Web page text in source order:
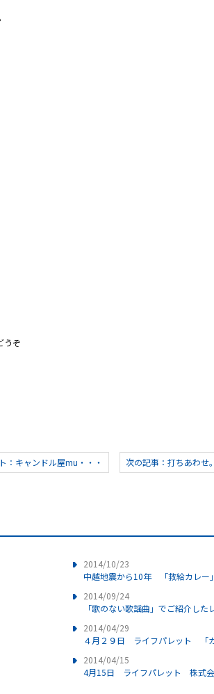
うぞ
：キャンドル屋mu・・・ 次の記事：打ちあわせ
2014/10/23
中越地震から10年 「救給カレー」
2014/09/24
「歌のない歌謡曲」でご紹介した
2014/04/29
４月２９日 ライフパレット 「カ
2014/04/15
4月15日 ライフパレット 株式